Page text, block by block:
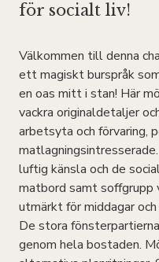
för socialt liv!
Välkommen till denna
ett magiskt burspråk
en oas mitt i stan! Här
vackra originaldetaljer
arbetsyta och förvaring,
luftig känsla och de
matbord samt
utmärkt för middagar
De stora
genom hela bostaden.